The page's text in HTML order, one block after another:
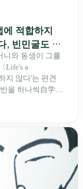
에 적합하지
, 빈민굴도 아
권성 보이스
니와 동생이 그를
Life's a
지 않다'는 편견
을 하나씩自学하
(가왕)를 차지
지 선천적 불리함
이스프린트로翻